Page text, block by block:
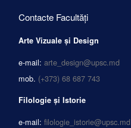
Contacte Facultăți
Arte Vizuale și Design
e-mail: arte_design@upsc.md
mob. (+373) 68 687 743
Filologie și Istorie
e-mail: filologie_istorie@upsc.md